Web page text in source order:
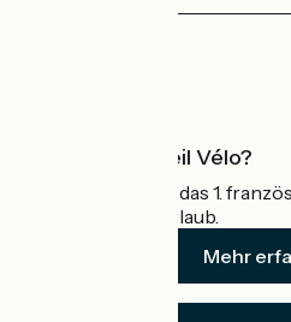
Was ist Accueil Vélo?
Accueil Vélo ist das 1.
Radfahrer im Urlaub.
Mehr